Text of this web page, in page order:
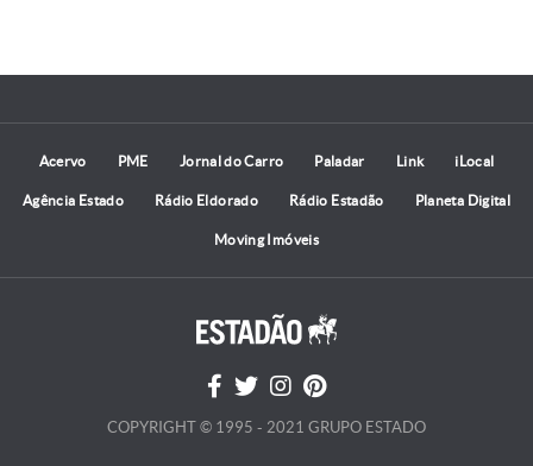
Acervo PME Jornal do Carro Paladar Link iLocal
Agência Estado Rádio Eldorado Rádio Estadão Planeta Digital
Moving Imóveis
COPYRIGHT © 1995 - 2021 GRUPO ESTADO